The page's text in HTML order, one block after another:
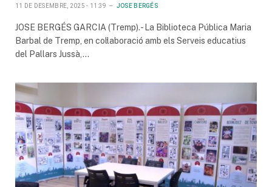
11 DE DESEMBRE, 2025 - 11:39 JOSE BERGÉS
JOSE BERGÉS GARCIA (Tremp).- La Biblioteca Pública Maria
Barbal de Tremp, en col·laboració amb els Serveis educatius
del Pallars Jussà,…